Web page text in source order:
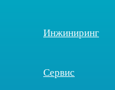
Инжиниринг
Сервис